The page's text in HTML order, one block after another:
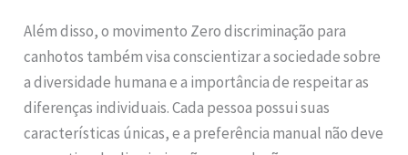
Além disso, o movimento Zero discriminação para
canhotos também visa conscientizar a sociedade sobre
a diversidade humana e a importância de respeitar as
diferenças individuais. Cada pessoa possui suas
características únicas, e a preferência manual não deve